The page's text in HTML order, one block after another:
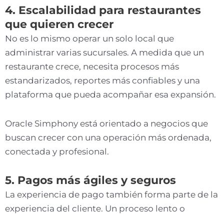
4. Escalabilidad para restaurantes
que quieren crecer
No es lo mismo operar un solo local que
administrar varias sucursales. A medida que un
restaurante crece, necesita procesos más
estandarizados, reportes más confiables y una
plataforma que pueda acompañar esa expansión.
Oracle Simphony está orientado a negocios que
buscan crecer con una operación más ordenada,
conectada y profesional.
5. Pagos más ágiles y seguros
La experiencia de pago también forma parte de la
experiencia del cliente. Un proceso lento o